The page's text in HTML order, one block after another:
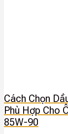
Cách Chọn
Phù Hợp Cho
85W-90